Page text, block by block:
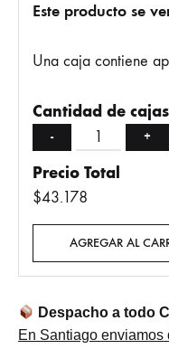
Este producto se
Una caja contiene
Cantidad de cajas
- +
Precio Total
$43.178
AGREGAR AL
Despacho a todo
En Santiago enviamos